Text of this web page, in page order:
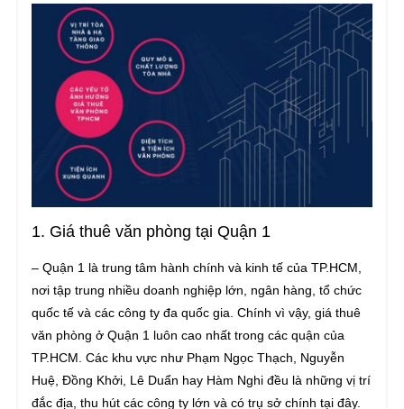
1. Giá thuê văn phòng tại Quận 1
– Quận 1 là trung tâm hành chính và kinh tế của TP.HCM,
nơi tập trung nhiều doanh nghiệp lớn, ngân hàng, tổ chức
quốc tế và các công ty đa quốc gia. Chính vì vậy, giá thuê
văn phòng ở Quận 1 luôn cao nhất trong các quận của
TP.HCM. Các khu vực như Phạm Ngọc Thạch, Nguyễn
Huệ, Đồng Khởi, Lê Duẩn hay Hàm Nghi đều là những vị trí
đắc địa, thu hút các công ty lớn và có trụ sở chính tại đây.